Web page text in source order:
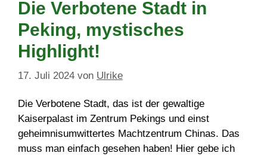
Die Verbotene Stadt in
Peking, mystisches
Highlight!
17. Juli 2024 von Ulrike
Die Verbotene Stadt, das ist der gewaltige
Kaiserpalast im Zentrum Pekings und einst
geheimnisumwittertes Machtzentrum Chinas. Das
muss man einfach gesehen haben! Hier gebe ich